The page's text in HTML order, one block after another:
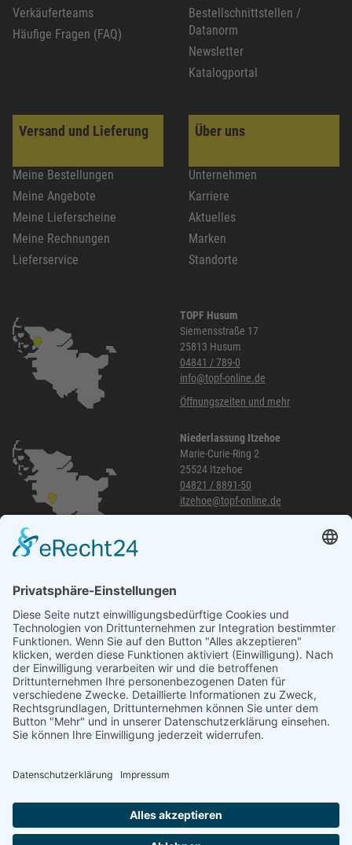
Verkäuferteams
Häufige Fragen (FAQ)
Bestellschnittstellen /
Datanorm
Newsletter
Katalogportal
Versand und Lieferung
Meine Bestellungen
Meine Angebote
Meine Lieferscheine
Meine Rechnungen
Lieferservice
Über uns
Unternehmen
Karriere
Aktuelles
Marken
Standorte
TOPF Husum
Siemensstraße 17
25813 Husum
04841 / 789-0
info@topf-online.de
Öffnungszeiten und mehr
Niederlassung Itzehoe
Marie-Curie-Ring 2
25524 Itzehoe
04821 / 8891-50
itzehoe@topf-online.de
040 / 21 04 04 04-04
glinde@topf-online.de
Öffnungszeiten und mehr
Desktop-Version